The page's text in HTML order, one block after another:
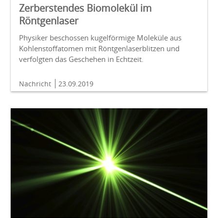
Zerberstendes Biomolekül im
Röntgenlaser
Physiker beschossen kugelförmige Moleküle aus
Kohlenstoffatomen mit Röntgenlaserblitzen und
verfolgten das Geschehen in Echtzeit.
Nachricht 23.09.2019